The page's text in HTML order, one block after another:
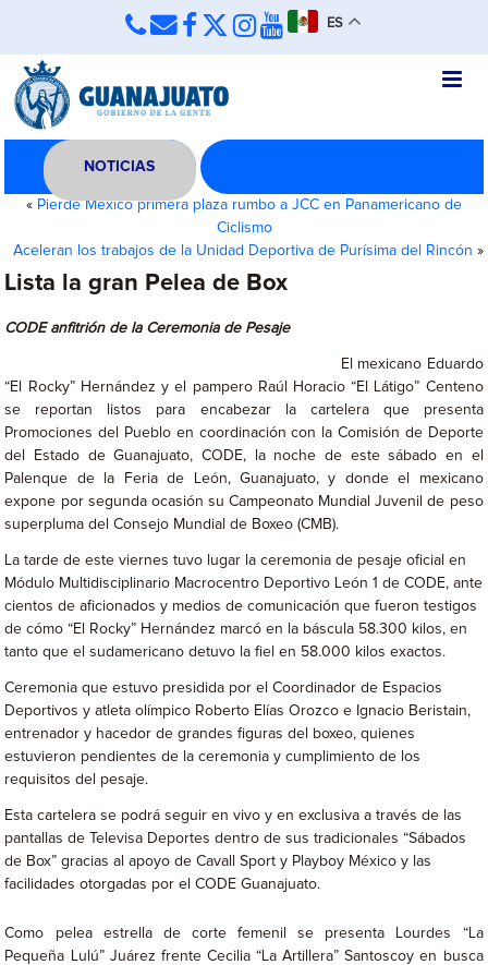
ES
NOTICIAS
« Pierde México primera plaza rumbo a JCC en Panamericano de
Ciclismo
Aceleran los trabajos de la Unidad Deportiva de Purísima del Rincón »
Lista la gran Pelea de Box
CODE anfitrión de la Ceremonia de Pesaje
El mexicano Eduardo
“El Rocky” Hernández y el pampero Raúl Horacio “El Látigo” Centeno
se reportan listos para encabezar la cartelera que presenta
Promociones del Pueblo en coordinación con la Comisión de Deporte
del Estado de Guanajuato, CODE, la noche de este sábado en el
Palenque de la Feria de León, Guanajuato, y donde el mexicano
expone por segunda ocasión su Campeonato Mundial Juvenil de peso
superpluma del Consejo Mundial de Boxeo (CMB).
La tarde de este viernes tuvo lugar la ceremonia de pesaje oficial en
Módulo Multidisciplinario Macrocentro Deportivo León 1 de CODE, ante
cientos de aficionados y medios de comunicación que fueron testigos
de cómo “El Rocky” Hernández marcó en la báscula 58.300 kilos, en
tanto que el sudamericano detuvo la fiel en 58.000 kilos exactos.
Ceremonia que estuvo presidida por el Coordinador de Espacios
Deportivos y atleta olímpico Roberto Elías Orozco e Ignacio Beristain,
entrenador y hacedor de grandes figuras del boxeo, quienes
estuvieron pendientes de la ceremonia y cumplimiento de los
requisitos del pesaje.
Esta cartelera se podrá seguir en vivo y en exclusiva a través de las
pantallas de Televisa Deportes dentro de sus tradicionales “Sábados
de Box” gracias al apoyo de Cavall Sport y Playboy México y las
facilidades otorgadas por el CODE Guanajuato.
Como pelea estrella de corte femenil se presenta Lourdes “La
Pequeña Lulú” Juárez frente Cecilia “La Artillera” Santoscoy en busca